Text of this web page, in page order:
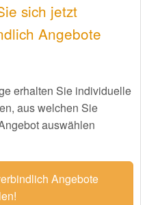
sich jetzt
Angebote
erhalten Sie individuelle
aus welchen Sie
auswählen
Angebote